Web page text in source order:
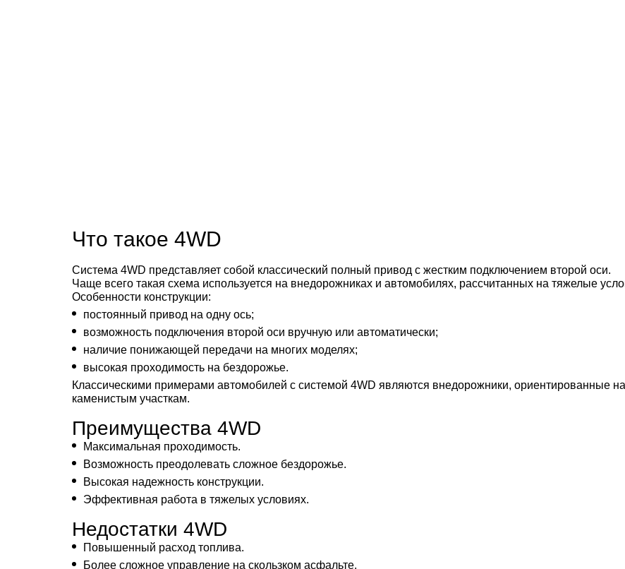
Что такое 4WD
Система 4WD представляет собой классический полный привод с жестким подключением второй оси.
Чаще всего такая схема используется на внедорожниках и автомобилях, рассчитанных на тяжелые
Особенности конструкции:
постоянный привод на одну ось;
возможность подключения второй оси вручную или автоматически;
наличие понижающей передачи на многих моделях;
высокая проходимость на бездорожье.
Классическими примерами автомобилей с системой 4WD являются внедорожники, ориентированные на
каменистым участкам.
Преимущества 4WD
Максимальная проходимость.
Возможность преодолевать сложное бездорожье.
Высокая надежность конструкции.
Эффективная работа в тяжелых условиях.
Недостатки 4WD
Повышенный расход топлива.
Более сложное управление на скользком асфальте.